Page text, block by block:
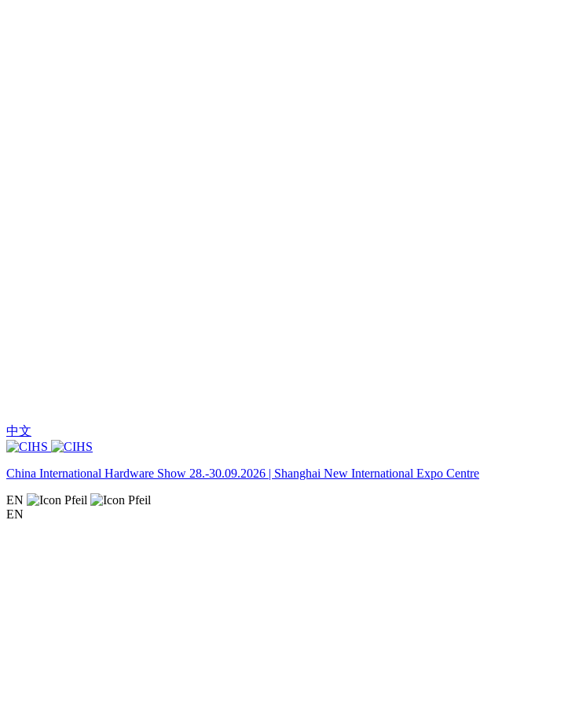
中文
China International Hardware Show 28.-30.09.2026 | Shanghai New International Expo Centre
EN
EN